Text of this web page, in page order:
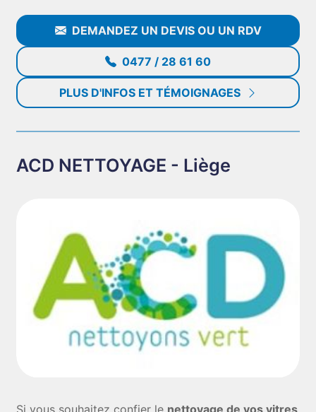
DEMANDEZ UN DEVIS OU UN RDV
0477 / 28 61 60
PLUS D'INFOS ET TÉMOIGNAGES
ACD NETTOYAGE - Liège
Si vous souhaitez confier le nettoyage de vos vitres